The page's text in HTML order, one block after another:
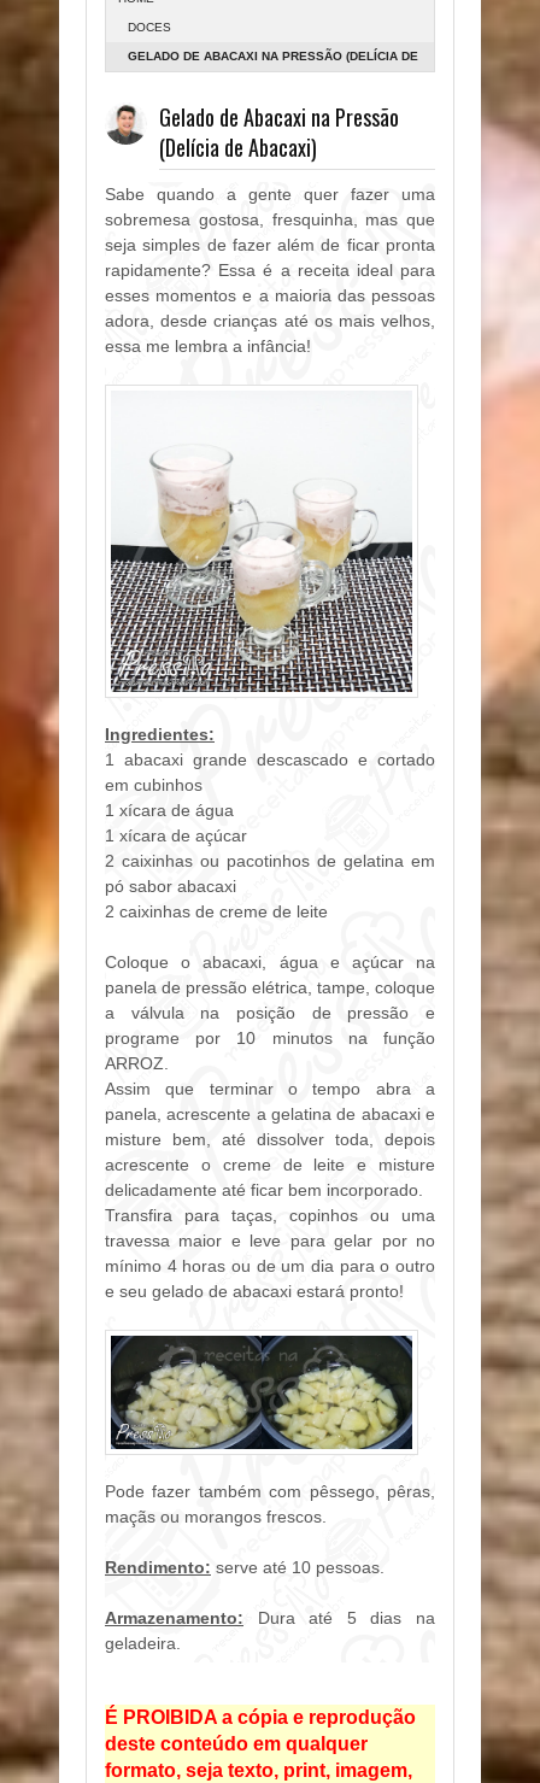
DOCES
GELADO DE ABACAXI NA PRESSÃO (DELÍCIA DE
Gelado de Abacaxi na Pressão
(Delícia de Abacaxi)
Sabe quando a gente quer fazer uma
sobremesa gostosa, fresquinha, mas que
seja simples de fazer além de ficar pronta
rapidamente? Essa é a receita ideal para
esses momentos e a maioria das pessoas
adora, desde crianças até os mais velhos,
essa me lembra a infância!
Ingredientes:
1 abacaxi grande descascado e cortado
em cubinhos
1 xícara de água
1 xícara de açúcar
2 caixinhas ou pacotinhos de gelatina em
pó sabor abacaxi
2 caixinhas de creme de leite
Coloque o abacaxi, água e açúcar na
panela de pressão elétrica, tampe, coloque
a válvula na posição de pressão e
programe por 10 minutos na função
ARROZ.
Assim que terminar o tempo abra a
panela, acrescente a gelatina de abacaxi e
misture bem, até dissolver toda, depois
acrescente o creme de leite e misture
delicadamente até ficar bem incorporado.
Transfira para taças, copinhos ou uma
travessa maior e leve para gelar por no
mínimo 4 horas ou de um dia para o outro
e seu gelado de abacaxi estará pronto!
Pode fazer também com pêssego, pêras,
maçãs ou morangos frescos.
Rendimento: serve até 10 pessoas.
Armazenamento: Dura até 5 dias na
geladeira.
É PROIBIDA a cópia e reprodução
deste conteúdo em qualquer
formato, seja texto, print, imagem,